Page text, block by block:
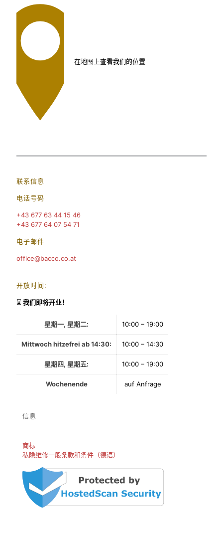
在地图上查看我们的位置
联系信息
电话号码
+43 677 63 44 15 46
+43 677 64 07 54 71
电子邮件
office@bacco.co.at
开放时间:
⌛ 我们即将开业！
星期一, 星期二: 10:00 – 19:00
Mittwoch hitzefrei ab 14:30: 10:00 – 14:30
星期四, 星期五: 10:00 – 19:00
Wochenende auf Anfrage
信息
商标
私隐维修一般条款和条件（德语）